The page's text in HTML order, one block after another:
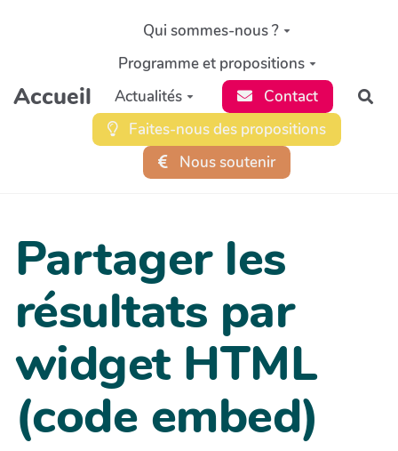
Aller au contenu principal
Accueil
Qui sommes-nous ?
Programme et propositions
Actualités
Contact
Faites-nous des propositions
Nous soutenir
Partager les
résultats par
widget HTML
(code embed)